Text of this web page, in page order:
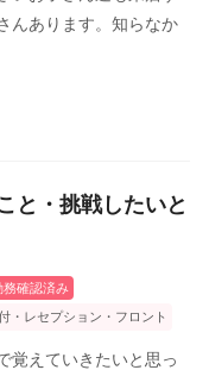
んあります。知らなか
と・挑戦したいと
務確認済み
・レセプション・フロント
覚えていきたいと思っ